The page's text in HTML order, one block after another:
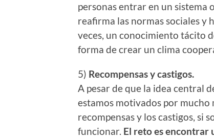
personas entrar en un sistema
reafirma las normas sociales y
veces, un conocimiento tácito
forma de crear un clima
5) Recompensas y castigos.
A pesar de que la idea central
estamos motivados por mucho
recompensas y los castigos, si
funcionar. El reto es encontrar